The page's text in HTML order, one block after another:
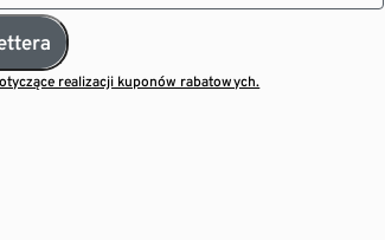
realizacji kuponów rabatowych.